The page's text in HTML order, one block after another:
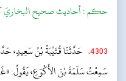
حکم :أحاديث صحيح البخاريّ
4303
. حَدَّثَنَا قُتَيْبَةُ بْنُ سَعِيدٍ،
سَمِعْتُ سَلَمَةَ بْنَ الأَكْوَعِ، يَقُولُ: